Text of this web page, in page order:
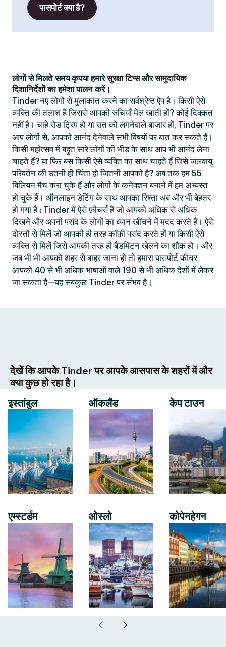
पासपोर्ट क्या है?
लोगों से मिलते समय कृपया हमारेसुरक्षा टिप्सऔरसामुदायिक
दिशानिर्देशोंका हमेशा पालन करें।
Tinder नए लोगों से मुलाकात करने का सर्वश्रेष्ठ ऐप है। किसी ऐसे
व्यक्ति की तलाश है जिससे आपकी रुचियाँ मेल खाती हों? कोई दिक्कत
नहीं है। चाहे रोड ट्रिप हो या रात को लगनेवाले बाज़ार हों, Tinder पर
आप लोगों से, आपको आनंद देनेवाले सभी विषयों पर बात कर सकते हैं।
किसी महोत्सव में बहुत सारे लोगों की भीड़ के साथ आप भी आनंद लेना
चाहते हैं? या फिर बस किसी ऐसे व्यक्ति का साथ चाहते हैं जिसे जलवायु
परिवर्तन की उतनी ही चिंता हो जितनी आपको है? अब तक हम 55
बिलियन मैच करा चुके हैं और लोगों के कनेक्शन बनाने में हम अभ्यस्त
हो चुके हैं। ऑनलाइन डेटिंग के साथ आपका रिश्ता अब और भी बेहतर
हो गया है : Tinder में ऐसे फ़ीचर्स हैं जो आपको अधिक से अधिक
दिखने और अपनी पसंद के लोगों का ध्यान खींचने में मदद करते हैं। ऐसे
दोस्तों से मिलें जो आपकी ही तरह कॉफ़ी पसंद करते हों या किसी ऐसे
व्यक्ति से मिलें जिसे आपकी तरह ही बैडमिंटन खेलने का शौक हो। और
जब भी भी आपको शहर से बाहर जाना हो तो हमारा पासपोर्ट फ़ीचर
आपको 40 से भी अधिक भाषाओं वाले 190 से भी अधिक देशों में लेकर
जा सकता है—यह सबकुछ Tinder पर संभव है।
देखें कि आपके Tinder पर आपके आसपास के शहरों में और
क्या कुछ हो रहा है।
इस्तांबुल
एम्स्टर्डम
ऑकलैंड
ओस्लो
केप टाउन
कोपेनहेगन